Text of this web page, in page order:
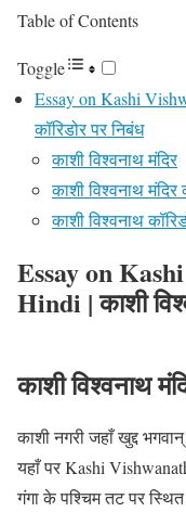
Table of Contents
Toggle
Essay on Kashi
कॉरिडोर पर निबंध
काशी विश्वनाथ मंदिर
काशी विश्वनाथ मंदिर
काशी विश्वनाथ
Essay on
Hindi | काशी
काशी विश्वनाथ
काशी नगरी जहाँ खुद्द
यहाँ पर Kashi
गंगा के पश्चिम तट पर